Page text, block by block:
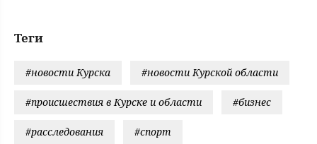
Теги
#новости Курска #новости Курской области
#происшествия в Курске и области #бизнес
#расследования #спорт